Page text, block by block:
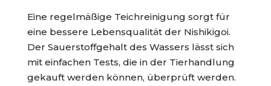
Eine regelmäßige Teichreinigung sorgt für
eine bessere Lebensqualität der Nishikigoi.
Der Sauerstoffgehalt des Wassers lässt sich
mit einfachen Tests, die in der Tierhandlung
gekauft werden können, überprüft werden.